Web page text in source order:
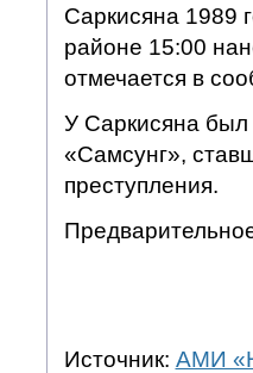
Саркисяна 1989
районе 15:00
отмечается в
У Саркисяна
«Самсунг»,
преступления.
Источник: АМИ